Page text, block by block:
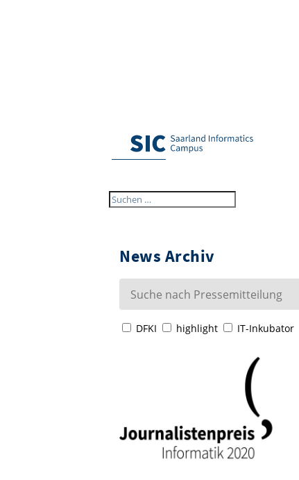
News Archiv
DFKI highlight IT-Inkubator